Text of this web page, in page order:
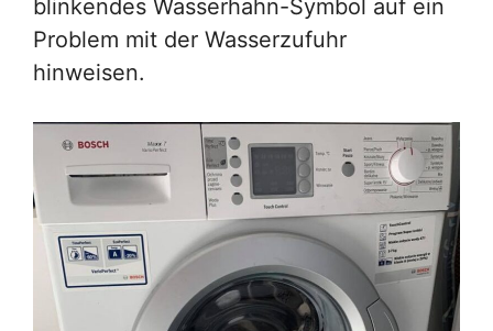
blinkendes Wasserhahn-Symbol auf ein
Problem mit der Wasserzufuhr
hinweisen.